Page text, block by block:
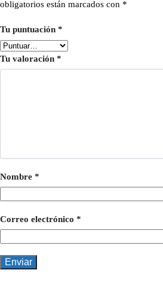
obligatorios están marcados con *
Tu puntuación *
Tu valoración *
Nombre *
Correo electrónico *